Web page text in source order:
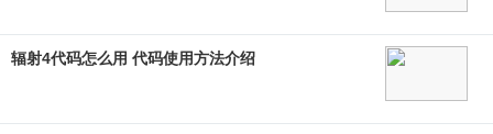
辐射4代码怎么用 代码使用方法介绍